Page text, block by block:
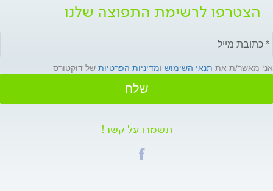
הצטרפו לרשימת התפוצה שלנו
אני מאשר/ת את תנאי השימוש ומדיניות הפרטיות של דוקטורס
שלח
תשמרו על קשר!